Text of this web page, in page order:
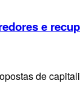
e
de